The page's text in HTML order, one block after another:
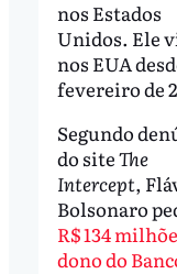
nos Estados
Unidos. Ele
nos EUA
fevereiro de
Segundo
do siteThe
Intercept,
Bolsonaro
R$ 134
dono do